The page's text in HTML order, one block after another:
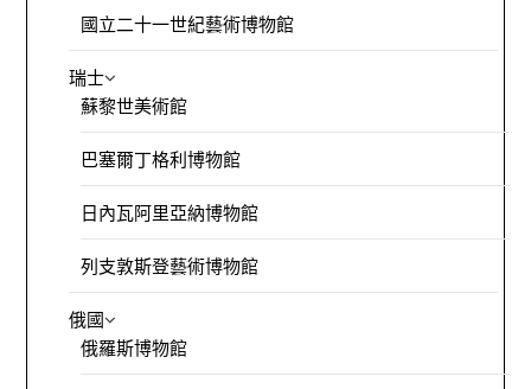
國立二十一世紀藝術博物館
瑞士
蘇黎世美術館
巴塞爾丁格利博物館
日內瓦阿里亞納博物館
列支敦斯登藝術博物館
俄國
俄羅斯博物館